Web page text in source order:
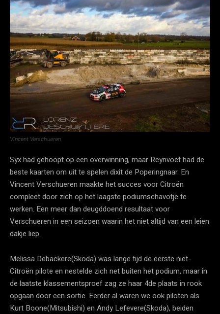
Vincent Verschueren
Syx had gehoopt op een overwinning, maar Reynvoet had de
beste kaarten om uit te spelen dixit de Poperingnaar. En
Vincent Verschueren maakte het succes voor Citroën
compleet door zich op het laagste podiumschavotje te
werken. Een meer dan deugddoend resultaat voor
Verschueren in een seizoen waarin het niet altijd van een leien
dakje liep.
Melissa Debackere(Skoda) was lange tijd de eerste niet-
Citroën pilote en nestelde zich net buiten het podium, maar in
de laatste klassementsproef zag ze haar 4de plaats in rook
opgaan door een sortie. Eerder al waren we ook piloten als
Kurt Boone(Mitsubishi) en Andy Lefevere(Skoda), beiden